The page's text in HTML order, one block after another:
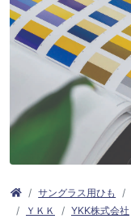
サングラス用ひも
ＹＫＫ
YKK株式会社